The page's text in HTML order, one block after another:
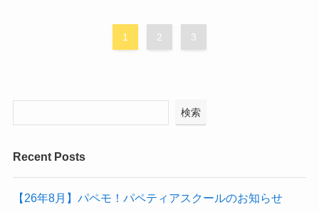
1 2 3
検索
Recent Posts
【26年8月】パペモ！パペティアスクールのお知らせ